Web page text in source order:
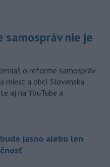
samospráv nie je
o reforme samospráv
miest a obcí Slovenska
aj na YouTube a
jasno alebo len